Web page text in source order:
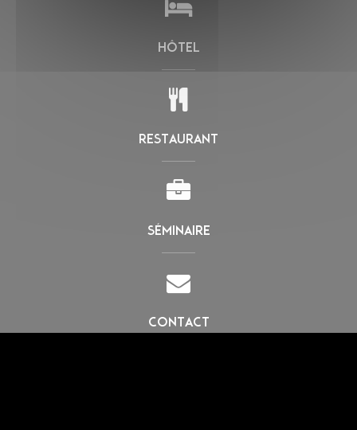
HÔTEL
RESTAURANT
SÉMINAIRE
CONTACT